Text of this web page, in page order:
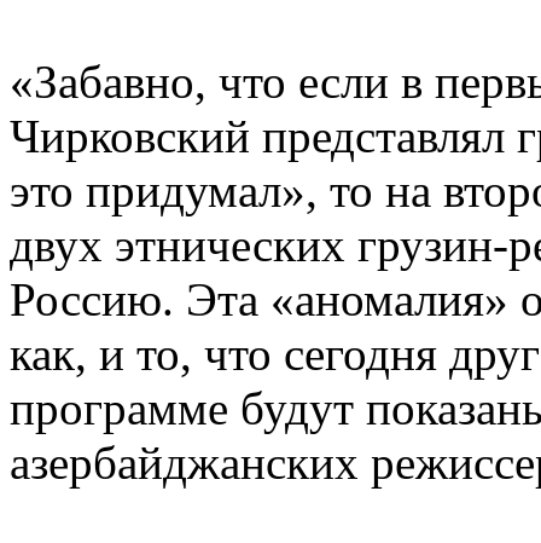
«Забавно, что если в
Чирковский представлял
это придумал», то на
двух этнических грузин-
Россию. Эта «аномалия»
как, и то, что сегодня
программе будут
азербайджанских